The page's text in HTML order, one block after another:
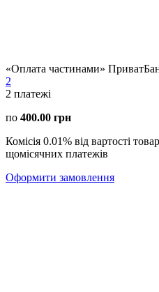
«Оплата частинами»
2
2 платежі
по 400.00 грн
Комісія 0.01% від вартості
щомісячних платежів
Оформити замовлення